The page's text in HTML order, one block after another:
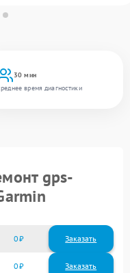
30 мин
время диагностики
gps-
0 Заказать
0 Заказать